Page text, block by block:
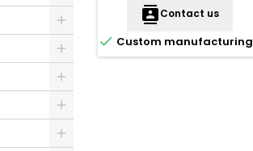
contactsContact us
 Custom manufacturing